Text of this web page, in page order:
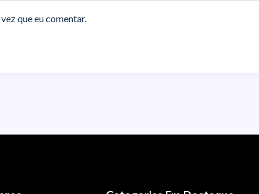
que eu comentar.